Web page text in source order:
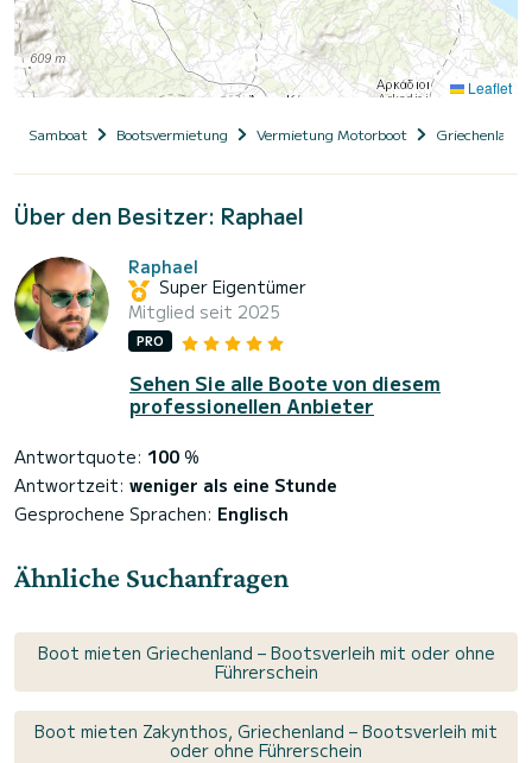
Leaflet
Samboat Bootsvermietung Vermietung Motorboot Griechenland
Über den Besitzer: Raphael
Raphael
Super Eigentümer
Mitglied seit 2025
PRO
Sehen Sie alle Boote von diesem
professionellen Anbieter
Antwortquote: 100 %
Antwortzeit: weniger als eine Stunde
Gesprochene Sprachen: Englisch
Ähnliche Suchanfragen
Boot mieten Griechenland – Bootsverleih mit oder ohne
Führerschein
Boot mieten Zakynthos, Griechenland – Bootsverleih mit
oder ohne Führerschein